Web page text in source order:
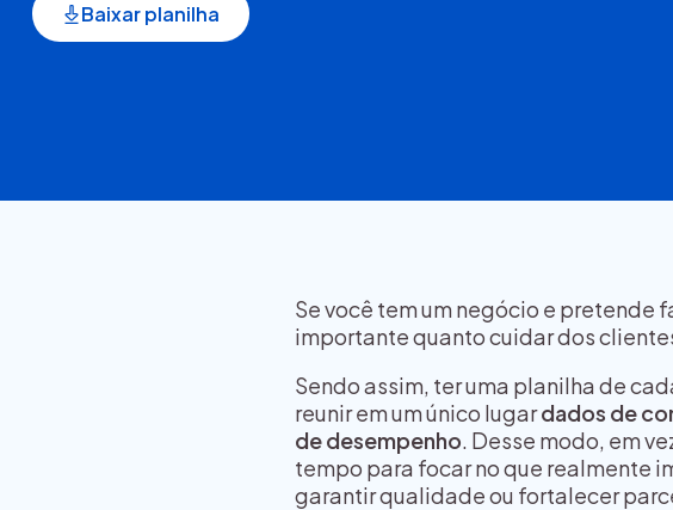
Baixar planilha
Se você tem um negócio e pretende
importante quanto cuidar dos
Sendo assim, ter uma planilha de
reunir em um único lugardados de
de desempenho. Desse modo, em
tempo para focar no que realmente
garantir qualidade ou fortalecer